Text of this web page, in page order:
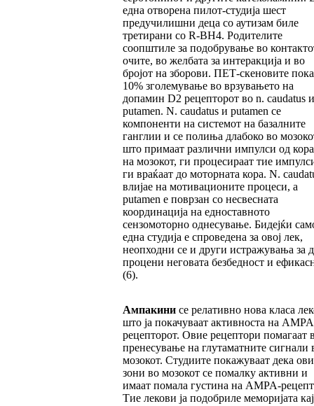
една отворена пилот-студија шест
предучилишни деца со аутизам биле
третирани со R-BH4. Родителите
соопштиле за подобрување во
очите, во желбата за интеракција и во
бројот на зборови. ПЕТ-скеновите
10% зголемување во врзувањето на
допамин D2 рецепторот во n. caudatus
putamen. N. caudatus и putamen се
компоненти на системот на базалните
ганглии и се полиња длабоко во
што примаат различни импулси од
на мозокот, ги процесираат тие
ги враќаат до моторната кора. N.
влијае на мотивационите процеси, а
putamen е поврзан со несвесната
координација на едноставното
сензомоторно однесување. Бидејќи
една студија е спроведена за овој лек,
неопходни се и други истражувања за
процени неговата безбедност и
(6).
Ампакинисе релативно нова класа
што ја покачуваат активноста на
рецепторот. Овие рецептори помагаат
пренесување на глутаматните сигнали
мозокот. Студиите покажуваат дека
зони во мозокот се помалку активни и
имаат помала густина на AMPA-
Тие лекови ја подобриле меморијата кај